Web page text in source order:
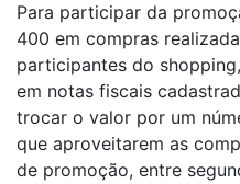
Para participar da
400 em compras
participantes do
em notas fiscais
trocar o valor por um
que aproveitarem as
de promoção, entre